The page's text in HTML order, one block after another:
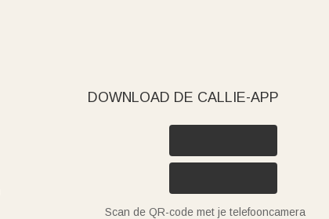
DOWNLOAD DE CALLIE-APP
Scan de QR-code met je telefooncamera